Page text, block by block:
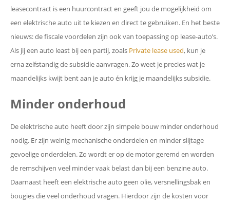
leasecontract is een huurcontract en geeft jou de mogelijkheid om
een elektrische auto uit te kiezen en direct te gebruiken. En het beste
nieuws: de fiscale voordelen zijn ook van toepassing op lease-auto’s.
Als jij een auto least bij een partij, zoals Private lease used, kun je
erna zelfstandig de subsidie aanvragen. Zo weet je precies wat je
maandelijks kwijt bent aan je auto én krijg je maandelijks subsidie.
Minder onderhoud
De elektrische auto heeft door zijn simpele bouw minder onderhoud
nodig. Er zijn weinig mechanische onderdelen en minder slijtage
gevoelige onderdelen. Zo wordt er op de motor geremd en worden
de remschijven veel minder vaak belast dan bij een benzine auto.
Daarnaast heeft een elektrische auto geen olie, versnellingsbak en
bougies die veel onderhoud vragen. Hierdoor zijn de kosten voor